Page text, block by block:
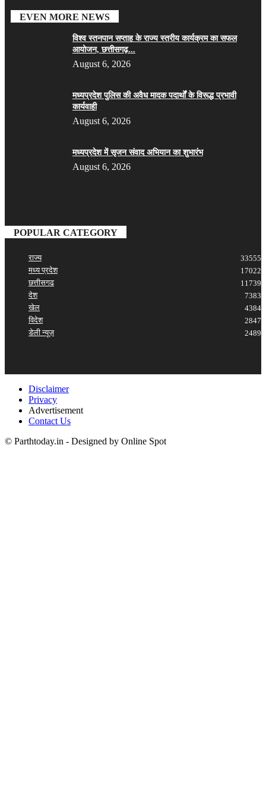
EVEN MORE NEWS
विश्व स्तनपान सप्ताह के राज्य स्तरीय कार्यक्रम का सफल
आयोजन, छत्तीसगढ़...
August 6, 2026
मध्यप्रदेश पुलिस की अवैध मादक पदार्थों के विरूद्ध प्रभावी
कार्यवाही
August 6, 2026
मध्यप्रदेश में सृजन संवाद अभियान का शुभारंभ
August 6, 2026
POPULAR CATEGORY
राज्य
33555
मध्य प्रदेश
17022
छत्तीसगढ
11739
देश
7383
खेल
4384
विदेश
2847
डेली न्यूज़
2489
Disclaimer
Privacy
Advertisement
Contact Us
© Parthtoday.in - Designed by Online Spot